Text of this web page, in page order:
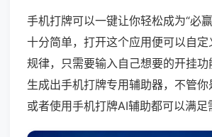
手机打牌可以一键让你轻松成为“必
十分简单，打开这个应用便可以自
规律，只需要输入自己想要的开挂
生成出手机打牌专用辅助器，不管
或者使用手机打牌AI辅助都可以满足